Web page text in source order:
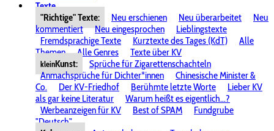
Texte
"Richtige" Texte:
Neu erschienen Neu überarbeitet
Neu
kommentiert
Neu eingesprochen
Lieblingstexte
Fremdsprachige Texte
Kurztexte des Tages (KdT)
Alle
Themen
Alle Genres Texte über KV
kleinKunst:
Sprüche für Zigarettenschachteln
Anmachsprüche für Dichter*innen
Chinesische Minister &
Co.
Der KV-Friedhof Berühmte letzte Worte
Lieber KV
als gar keine Literatur
Warum heißt es eigentlich...?
Werbeanzeigen für KV
Best of SPAM
Fundgrube
"Deutsch"